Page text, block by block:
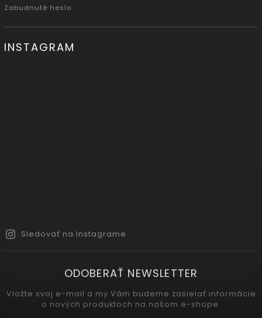
Zabudnuté heslo
INSTAGRAM
Sledovať na Instagrame
ODOBERAŤ NEWSLETTER
Vložte svoj e-mail a my Vám budeme zasielať informácie
o nových produktoch na našom e-shope.